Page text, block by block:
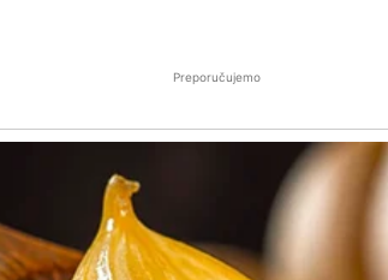
Preporučujemo